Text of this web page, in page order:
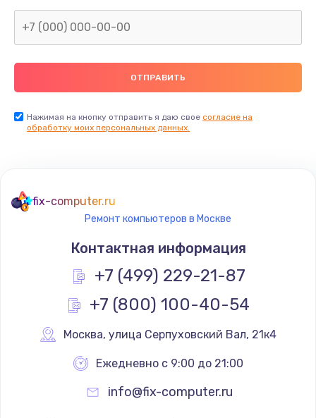
890 руб.
Заказать
Замена голосового динамика
490 руб.
Заказать
Замена основной камеры
Замена элемента
1190 руб.
Нажимая на кнопку отправить я даю свое согласие на
обработку моих персональных данных.
fix-computer.ru
Ремонт компьютеров в Москве
Контактная информация
+7 (499) 229-21-87
+7 (800) 100-40-54
Москва, улица Серпуховский Вал, 21к4
Ежедневно с 9:00 до 21:00
info@fix-computer.ru